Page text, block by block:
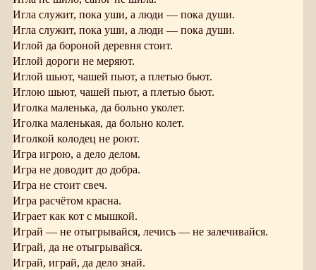
Игла служит, пока уши, а люди — пока души.
Игла служит, пока уши, а люди — пока души.
Иглой да бороной деревня стоит.
Иглой дороги не меряют.
Иглой шьют, чашей пьют, а плетью бьют.
Иглою шьют, чашей пьют, а плетью бьют.
Иголка маленька, да больно уколет.
Иголка маленькая, да больно колет.
Иголкой колодец не роют.
Игра игрою, а дело делом.
Игра не доводит до добра.
Игра не стоит свеч.
Игра расчётом красна.
Играет как кот с мышкой.
Играй — не отыгрывайся, лечись — не залечивайся.
Играй, да не отыгрывайся.
Играй, играй, да дело знай.